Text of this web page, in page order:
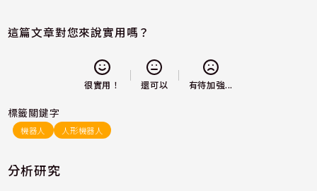
這篇文章對您來說實用嗎？
很實用！ 還可以 有待加強...
標籤關鍵字
機器人 人形機器人
分析研究